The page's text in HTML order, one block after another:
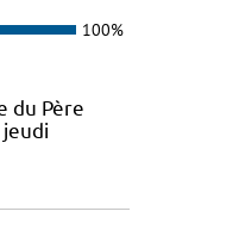
100%
du Père